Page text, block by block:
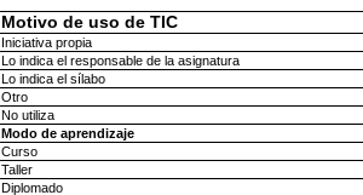
Motivo de uso de TIC
Iniciativa propia
Lo indica el responsable de la asignatura
Lo indica el sílabo
Otro
No utiliza
Modo de aprendizaje
Curso
Taller
Diplomado